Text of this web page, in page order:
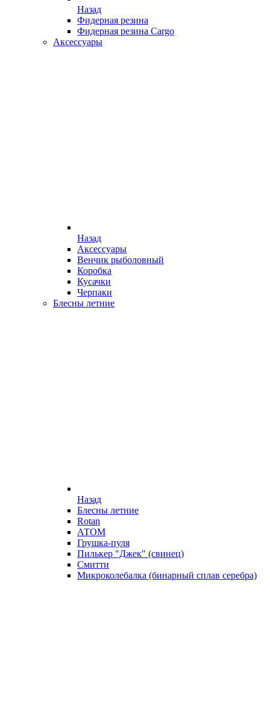
Назад
Фидерная резина
Фидерная резина Cargo
Аксессуары
Назад
Аксессуары
Венчик рыболовный
Коробка
Кусачки
Черпаки
Блесны летние
Назад
Блесны летние
Rotan
АТОМ
Грушка-пуля
Пилькер "Джек" (свинец)
Смитти
Микроколебалка (бинарный сплав серебра)